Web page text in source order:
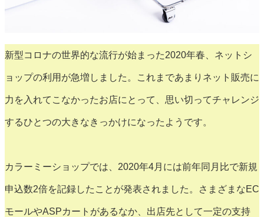
新型コロナの世界的な流行が始まった2020年春、ネットシ
ョップの利用が急増しました。これまであまりネット販売に
力を入れてこなかったお店にとって、思い切ってチャレンジ
するひとつの大きなきっかけになったようです。
カラーミーショップでは、2020年4月には前年同月比で新規
申込数2倍を記録したことが発表されました。さまざまなEC
モールやASPカートがあるなか、出店先として一定の支持